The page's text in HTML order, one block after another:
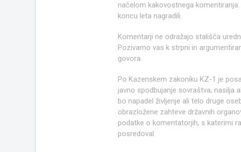
načelom kakovostnega
koncu leta nagradili.
Komentarji ne odražajo stališča
Pozivamo vas k strpni in
govora.
Po Kazenskem zakoniku KZ-1 je
javno spodbujanje sovraštva, nasilja
bo napadel življenje ali telo druge
obrazložene zahteve državnih
podatke o komentatorjih, s katerimi
posredoval.